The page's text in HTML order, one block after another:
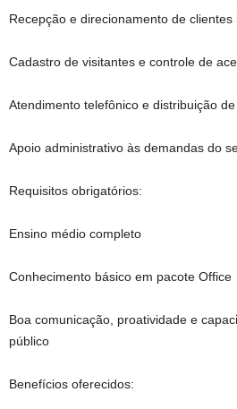
Recepção e direcionamento de
Cadastro de visitantes e controle de
Atendimento telefônico e distribuição
Apoio administrativo às demandas do
Requisitos obrigatórios:
Ensino médio completo
Conhecimento básico em pacote Office
Boa comunicação, proatividade e
público
Benefícios oferecidos: